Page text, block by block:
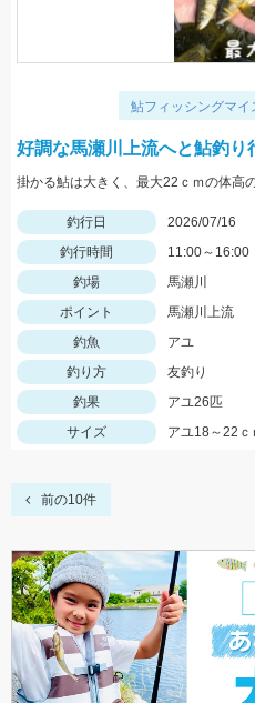
鮎フィッシングマイ
好調な馬瀬川上流へと鮎釣り
釣行日
2026/07/16
釣行時間
11:00～16:00
釣場
馬瀬川
ポイント
馬瀬川上流
釣魚
アユ
釣り方
友釣り
釣果
アユ26匹
サイズ
アユ18～22ｃ
前の10件